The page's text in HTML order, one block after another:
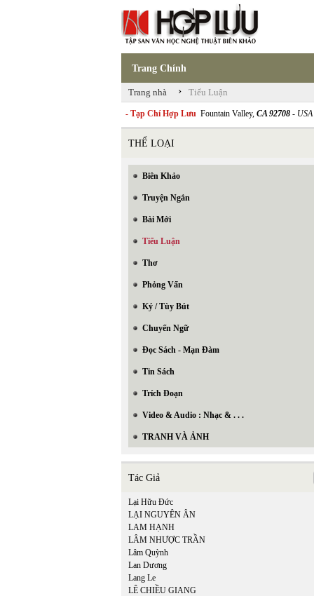
Trang Chính
Trang nhà › Tiểu Luận
- Tạp Chí Hợp Lưu Fountain Valley, CA 92708 - USA
THỂ LOẠI
Biên Khảo
Truyện Ngắn
Bài Mới
Tiểu Luận
Thơ
Phỏng Vấn
Ký / Tùy Bút
Chuyển Ngữ
Đọc Sách - Mạn Đàm
Tin Sách
Trích Đoạn
Video & Audio : Nhạc & . . .
TRANH VÀ ẢNH
Tác Giả
Lại Hữu Đức
LẠI NGUYÊN ÂN
LAM HẠNH
LÂM NHƯỢC TRẦN
Lâm Quỳnh
Lan Dương
Lang Le
LÊ CHIỀU GIANG